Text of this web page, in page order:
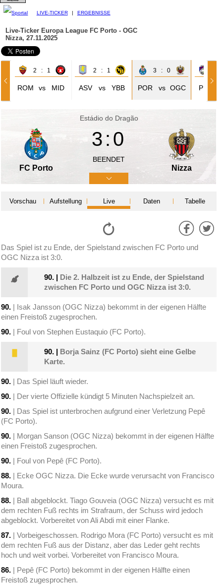
LIVE-TICKER | ERGEBNISSE
Live-Ticker Europa League FC Porto - OGC
Nizza, 27.11.2025
2 : 1
ROM vs MID
2 : 1
ASV vs YBB
3 : 0
POR vs OGC PLZ
Estádio do Dragão
FC Porto
3:0
BEENDET
Nizza
Vorschau Aufstellung Live Daten Tabelle
Das Spiel ist zu Ende, der Spielstand zwischen FC Porto und
OGC Nizza ist 3:0.
90. | Die 2. Halbzeit ist zu Ende, der Spielstand
zwischen FC Porto und OGC Nizza ist 3:0.
90. | Isak Jansson (OGC Nizza) bekommt in der eigenen Hälfte
einen Freistoß zugesprochen.
90. | Foul von Stephen Eustaquio (FC Porto).
90. | Borja Sainz (FC Porto) sieht eine Gelbe
Karte.
90. | Das Spiel läuft wieder.
90. | Der vierte Offizielle kündigt 5 Minuten Nachspielzeit an.
90. | Das Spiel ist unterbrochen aufgrund einer Verletzung Pepê
(FC Porto).
90. | Morgan Sanson (OGC Nizza) bekommt in der eigenen Hälfte
einen Freistoß zugesprochen.
90. | Foul von Pepê (FC Porto).
88. | Ecke OGC Nizza. Die Ecke wurde verursacht von Francisco
Moura.
88. | Ball abgeblockt. Tiago Gouveia (OGC Nizza) versucht es mit
dem rechten Fuß rechts im Strafraum, der Schuss wird jedoch
abgeblockt. Vorbereitet von Ali Abdi mit einer Flanke.
87. | Vorbeigeschossen. Rodrigo Mora (FC Porto) versucht es mit
dem rechten Fuß aus der Distanz, aber das Leder geht rechts
hoch und weit vorbei. Vorbereitet von Francisco Moura.
86. | Pepê (FC Porto) bekommt in der eigenen Hälfte einen
Freistoß zugesprochen.